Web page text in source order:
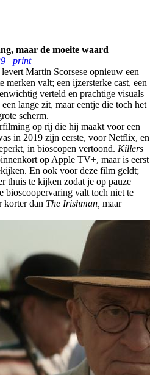
maar de moeite waard
print
levert Martin Scorsese opnieuw een
merken valt; een ijzersterke cast, een
verteld en prachtige visuals
lange zit, maar eentje die toch het
scherm.
op rij die hij maakt voor een
in 2019 zijn eerste, voor Netflix, en
in bioscopen vertoond. Killers
op Apple TV+, maar is eerst
En ook voor deze film geldt;
thuis te kijken zodat je op pauze
bioscoopervaring valt toch niet te
korter dan The Irishman, maar